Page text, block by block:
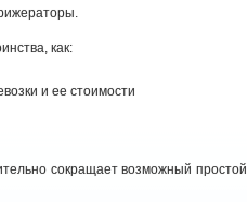
как:
и ее стоимости
сокращает возможный простой